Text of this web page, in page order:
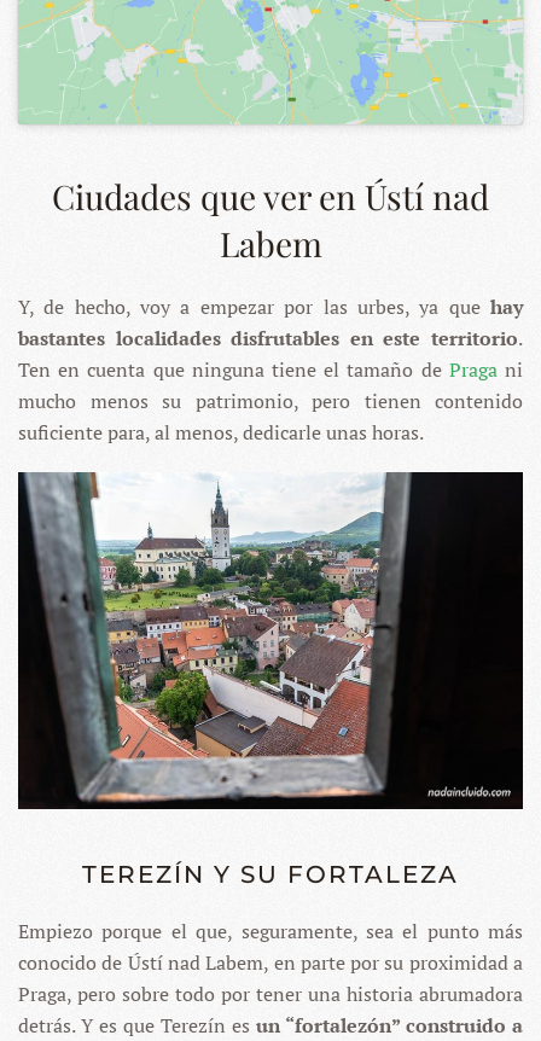
Ciudades que ver en Ústí nad
Labem
Y, de hecho, voy a empezar por las urbes, ya que hay
bastantes localidades disfrutables en este territorio.
Ten en cuenta que ninguna tiene el tamaño de Pragani
mucho menos su patrimonio, pero tienen contenido
suficiente para, al menos, dedicarle unas horas.
TEREZÍN Y SU FORTALEZA
Empiezo porque el que, seguramente, sea el punto más
conocido de Ústí nad Labem, en parte por su proximidad a
Praga, pero sobre todo por tener una historia abrumadora
detrás. Y es que Terezín es un “fortalezón” construido a